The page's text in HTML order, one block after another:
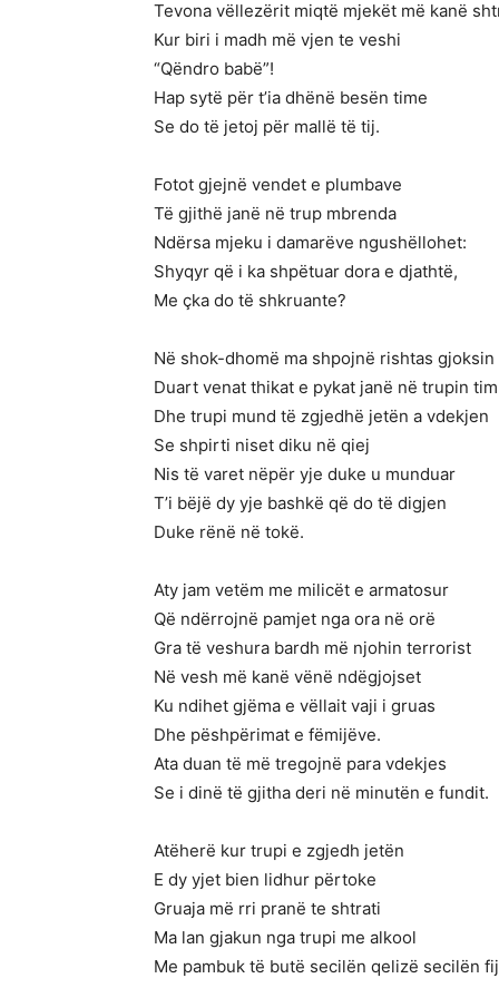
Tevona vëllezërit miqtë mjekët më kanë
Kur biri i madh më vjen te veshi
“Qëndro babë”!
Hap sytë për t’ia dhënë besën time
Se do të jetoj për mallë të tij.
Fotot gjejnë vendet e plumbave
Të gjithë janë në trup mbrenda
Ndërsa mjeku i damarëve ngushëllohet:
Shyqyr që i ka shpëtuar dora e djathtë,
Me çka do të shkruante?
Në shok-dhomë ma shpojnë rishtas gjoksin
Duart venat thikat e pykat janë në trupin tim
Dhe trupi mund të zgjedhë jetën a vdekjen
Se shpirti niset diku në qiej
Nis të varet nëpër yje duke u munduar
T’i bëjë dy yje bashkë që do të digjen
Duke rënë në tokë.
Aty jam vetëm me milicët e armatosur
Që ndërrojnë pamjet nga ora në orë
Gra të veshura bardh më njohin terrorist
Në vesh më kanë vënë ndëgjojset
Ku ndihet gjëma e vëllait vaji i gruas
Dhe pëshpërimat e fëmijëve.
Ata duan të më tregojnë para vdekjes
Se i dinë të gjitha deri në minutën e fundit.
Atëherë kur trupi e zgjedh jetën
E dy yjet bien lidhur përtoke
Gruaja më rri pranë te shtrati
Ma lan gjakun nga trupi me alkool
Me pambuk të butë secilën qelizë secilën